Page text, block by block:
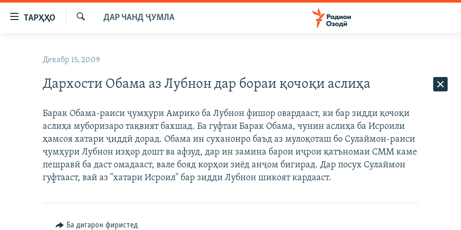
Пайвандҳои
дастрасӣ
ТАРҲҲО
ИҚТИСОД
ҚАЗИЯИ "КРОКУС"
ОСИЁИ МАРКАЗӢ
МЕҲМОНИ ОЗОДӢ
ГАПИ ОЗОД
РӮЗГОРИ МУҲОҶИР
ТАҲҚИҚОТ
ҶАНГ ДАР УКРАИНА
НАЗАРИ МАРДУМ
БЛОГИСТОН
ЧАНДРАСОНАӢ
ДАР ЧАНД ҶУМЛА
Декабр 15, 2009
Дархости Обама аз Лубнон дар бораи қочоқи аслиҳа
Барак Обама-раиси ҷумҳури Амрико ба Лубнон фишор овардааст, ки бар зидди қочоқи
аслиҳа муборизаро тақвият бахшад. Ба гуфтаи Барак Обама, чунин аслиҳа ба Исроили
ҳамсоя хатари ҷиддӣ дорад. Обама ин суханонро баъд аз мулоқоташ бо Сулаймон-раиси
ҷумҳури Лубнон изҳор дошт ва афзуд, дар ин замина барои иҷрои қатъномаи СММ каме
пешравӣ ба даст омадааст, вале бояд корҳои зиёд анҷом бигирад. Дар посух Сулаймон
гуфтааст, вай аз "хатари Исроил" бар зидди Лубнон шикоят кардааст.
Ба дигарон фиристед